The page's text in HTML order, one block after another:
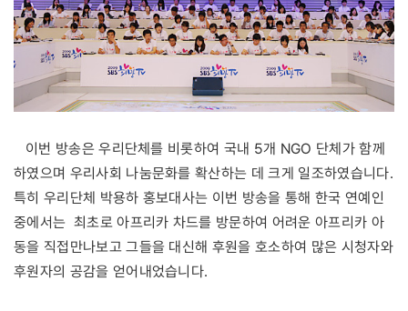
이번 방송은 우리단체를 비롯하여 국내 5개 NGO 단체가 함께
하였으며 우리사회 나눔문화를 확산하는 데 크게 일조하였습니다.
특히 우리단체 박용하 홍보대사는 이번 방송을 통해 한국 연예인
중에서는 최초로 아프리카 차드를 방문하여 어려운 아프리카 아
동을 직접만나보고 그들을 대신해 후원을 호소하여 많은 시청자와
후원자의 공감을 얻어내었습니다.